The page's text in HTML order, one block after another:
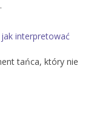
interpretować
tańca, który nie